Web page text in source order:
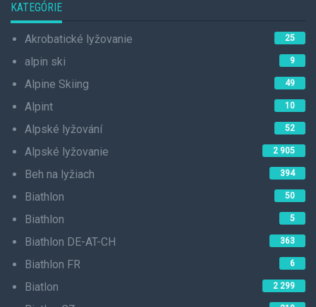
KATEGÓRIE
Akrobatické lyžovanie 25
alpin ski 9
Alpine Skiing 49
Alpint 10
Alpské lyžování 52
Alpské lyžovanie 2 905
Beh na lyžiach 394
Biathlon 50
Biathlon 5
Biathlon DE-AT-CH 363
Biathlon FR 6
Biatlon 2 299